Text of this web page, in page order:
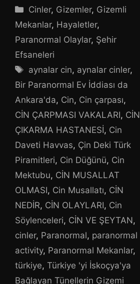
Kategoriler
Cinler, Gizemler, Gizemli
Mekanlar, Hayaletler,
Paranormal Olaylar, Şehir
Efsaneleri
Etiketler
aynalar cin, aynalar cinler,
Bir Paranormal Ev İddiası da
Ankara'da, Cin, Cin çarpası,
CİN ÇARPMASI VAKALARI, CİN
ÇIKARMA HASTANESİ, Cin
Daveti Havvas, Çin Deki Türk
Piramitleri, Cin Düğünü, Cin
Mektubu, CİN MUSALLAT
OLMASI, Cin Musallatı, CİN
NEDİR, CİN OLAYLARI, Cin
Söylenceleri, CİN VE ŞEYTAN,
cinler, Paranormal, paranormal
activity, Paranormal Mekanlar,
türkiye, Türkiye 'yi İskoçya'ya
Bağlayan Tünellerin Gizemi